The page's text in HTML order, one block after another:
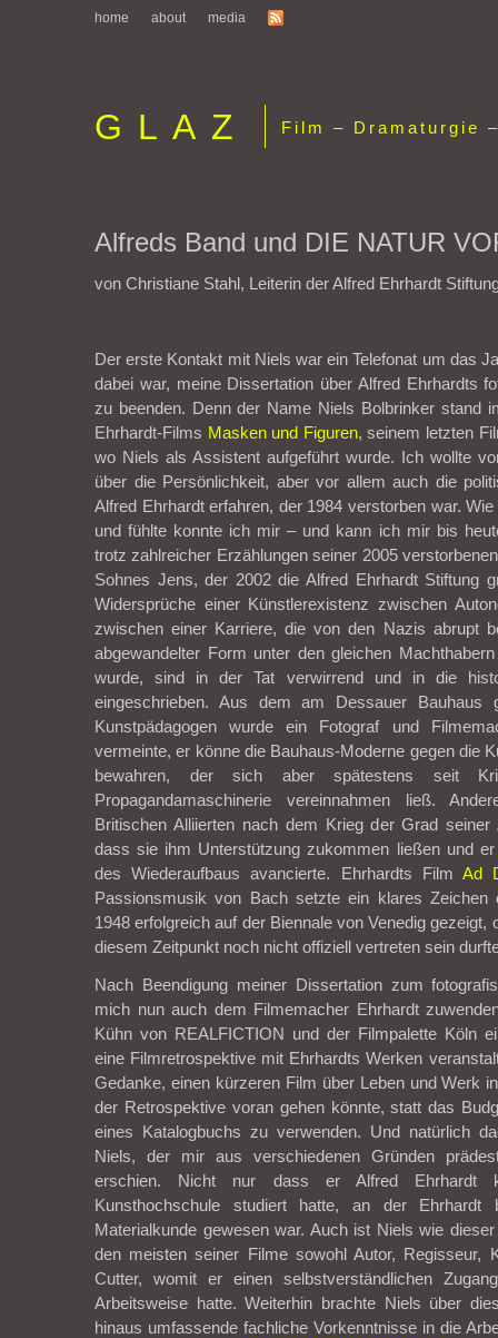
home about media
GLAZ Film – Dramaturgie
Alfreds Band und DIE NATUR
von Christiane Stahl, Leiterin der Alfred Ehrhardt
Der erste Kontakt mit Niels war ein Telefonat um das
dabei war, meine Dissertation über Alfred Ehrhardts
zu beenden. Denn der Name Niels Bolbrinker stand
Ehrhardt-Films Masken und Figuren, seinem letzten
wo Niels als Assistent aufgeführt wurde. Ich wollte
über die Persönlichkeit, aber vor allem auch die
Alfred Ehrhardt erfahren, der 1984 verstorben war.
und fühlte konnte ich mir – und kann ich mir bis
trotz zahlreicher Erzählungen seiner 2005
Sohnes Jens, der 2002 die Alfred Ehrhardt Stiftung
Widersprüche einer Künstlerexistenz zwischen
zwischen einer Karriere, die von den Nazis abrupt
abgewandelter Form unter den gleichen
wurde, sind in der Tat verwirrend und in die
eingeschrieben. Aus dem am Dessauer Bauhaus
Kunstpädagogen wurde ein Fotograf und
vermeinte, er könne die Bauhaus-Moderne gegen die
bewahren, der sich aber spätestens seit
Propagandamaschinerie vereinnahmen ließ.
Britischen Alliierten nach dem Krieg der Grad seiner
dass sie ihm Unterstützung zukommen ließen und
des Wiederaufbaus avancierte. Ehrhardts FilmAd
Passionsmusik von Bach setzte ein klares Zeichen
1948 erfolgreich auf der Biennale von Venedig gezeigt,
diesem Zeitpunkt noch nicht offiziell vertreten sein
Nach Beendigung meiner Dissertation zum
mich nun auch dem Filmemacher Ehrhardt
Kühn von REALFICTION und der Filmpalette Köln
eine Filmretrospektive mit Ehrhardts Werken
Gedanke, einen kürzeren Film über Leben und Werk
der Retrospektive voran gehen könnte, statt das
eines Katalogbuchs zu verwenden. Und natürlich
Niels, der mir aus verschiedenen Gründen
erschien. Nicht nur dass er Alfred Ehrhardt
Kunsthochschule studiert hatte, an der
Materialkunde gewesen war. Auch ist Niels wie
den meisten seiner Filme sowohl Autor, Regisseur,
Cutter, womit er einen selbstverständlichen
Arbeitsweise hatte. Weiterhin brachte Niels über
hinaus umfassende fachliche Vorkenntnisse in die